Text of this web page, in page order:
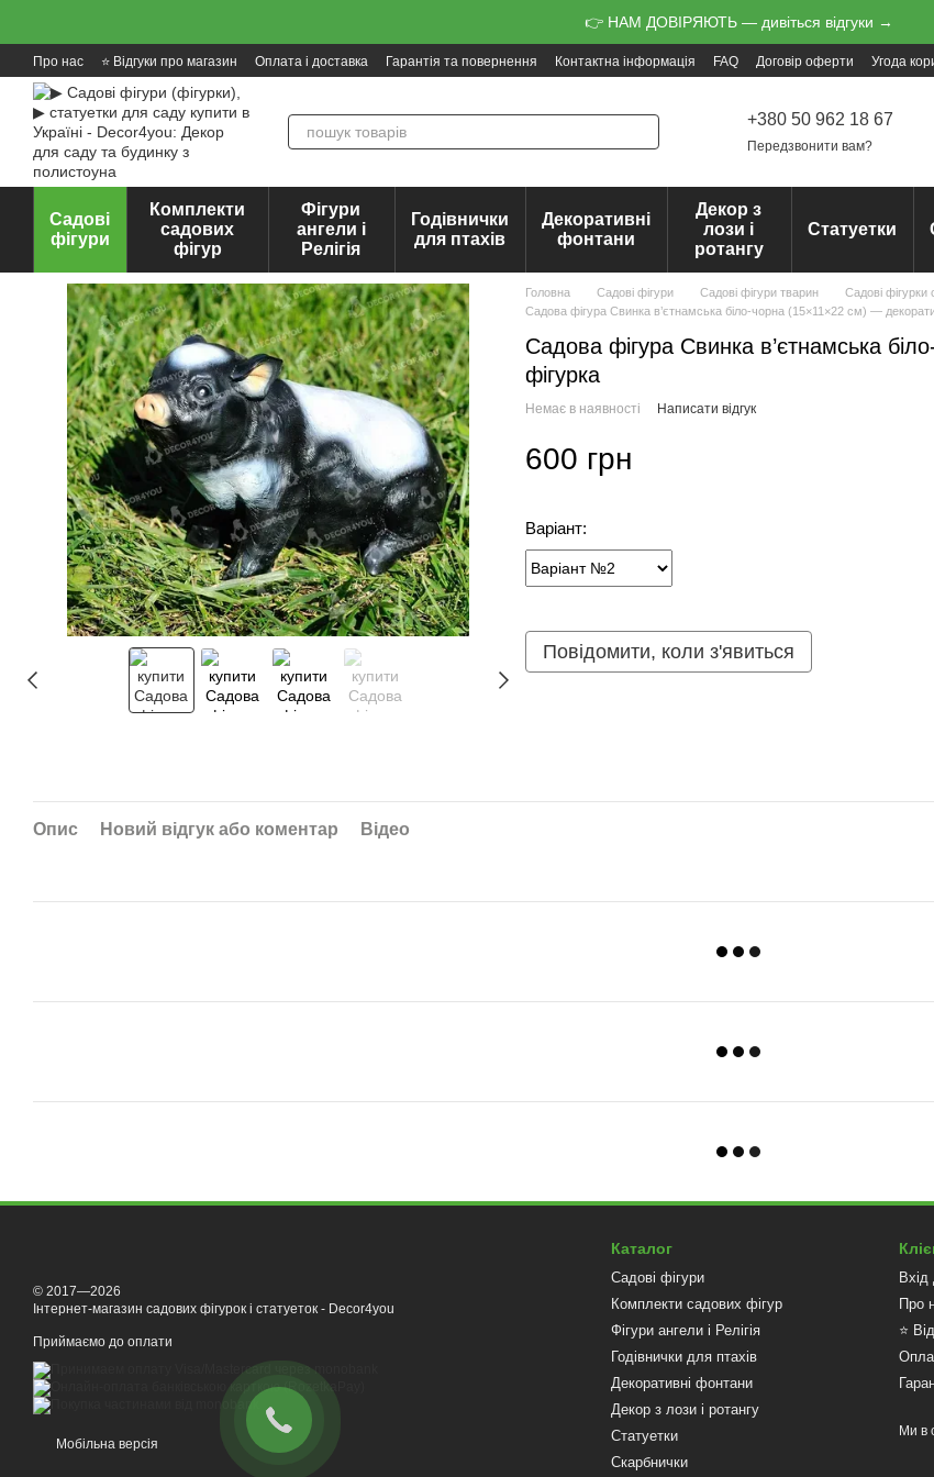
👉 НАМ ДОВІРЯЮТЬ — дивіться відгуки →
Про нас ⭐ Відгуки про магазин Оплата і доставка Гарантія та повернення Контактна інформація FAQ Договір оферти Угода
+380 50 962 18 67
Передзвонити вам?
Садові
фігури
Комплекти
садових
фігур
Фігури
ангели і
Релігія
Годівнички
для птахів
Декоративні
фонтани
Декор з
лози і
ротангу
Статуетки
Головна Садові фігури Садові фігури тварин
Садові фігурки
Садова фігура Свинка в’єтнамська біло-чорна (15×11×22 см) —
Садова фігура Свинка в’єтнамська
фігурка
Немає в наявності Написати відгук
600 грн
Варіант:
Повідомити, коли з'явиться
Опис Новий відгук або коментар Відео
© 2017—2026
Інтернет-магазин садових фігурок і статуеток - Decor4you
Приймаємо до оплати
Мобільна версія
Каталог
Садові фігури
Комплекти садових фігур
Фігури ангели і Релігія
Годівнички для птахів
Декоративні фонтани
Декор з лози і ротангу
Статуетки
Скарбнички
Вхід
Про
⭐
Ми в